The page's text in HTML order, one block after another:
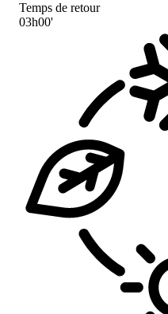
Temps de retour
03h00'